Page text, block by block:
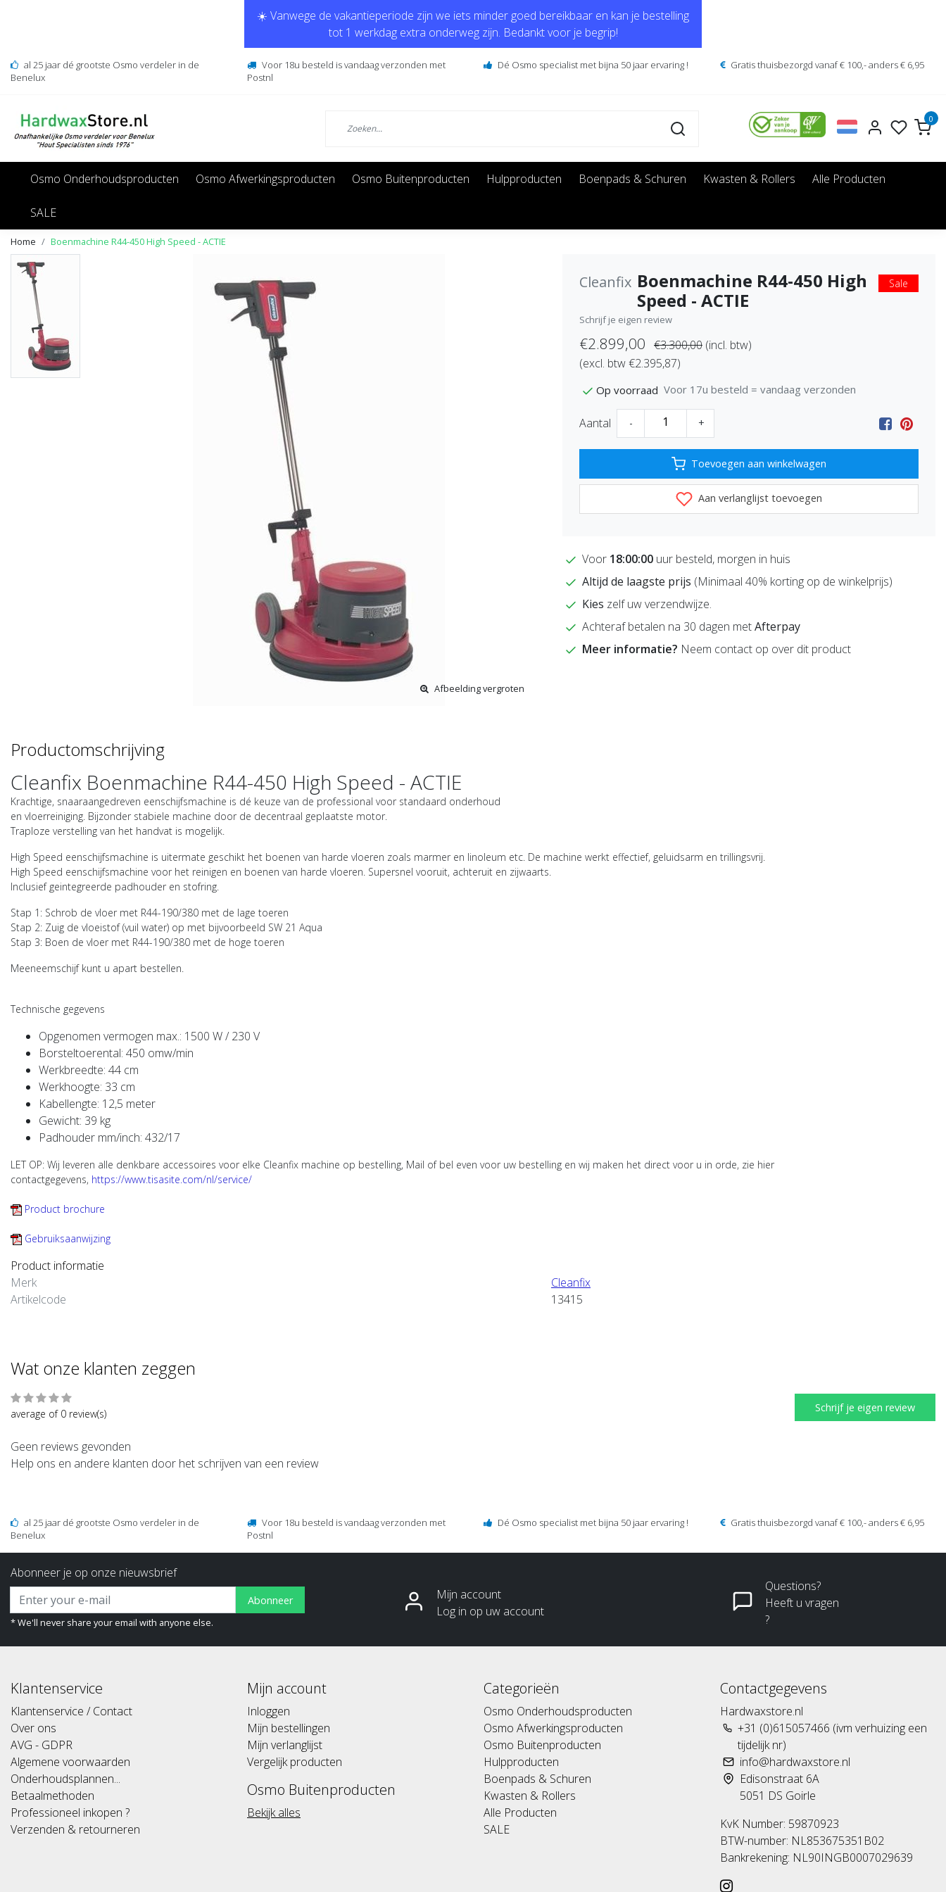
☀️ Vanwege de vakantieperiode zijn we iets minder goed bereikbaar en kan je bestelling
tot 1 werkdag extra onderweg zijn. Bedankt voor je begrip!
al 25 jaar dé grootste Osmo verdeler in de
Benelux
Voor 18u besteld is vandaag verzonden met
Postnl
Dé Osmo specialist met bijna 50 jaar ervaring ! Gratis thuisbezorgd vanaf € 100,- anders € 6,95
0
Osmo Onderhoudsproducten Osmo Afwerkingsproducten Osmo Buitenproducten Hulpproducten Boenpads & Schuren Kwasten & Rollers Alle Producten
SALE
Home Boenmachine R44-450 High Speed - ACTIE
Afbeelding vergroten
Cleanfix Boenmachine R44-450 High
Speed - ACTIE
Sale
Schrijf je eigen review
€2.899,00 €3.300,00 (incl. btw)
(excl. btw €2.395,87)
Op voorraad Voor 17u besteld = vandaag verzonden
Aantal - +
Toevoegen aan winkelwagen
Aan verlanglijst toevoegen
Voor 18:00:00 uur besteld, morgen in huis
Altijd de laagste prijs (Minimaal 40% korting op de winkelprijs)
Kies zelf uw verzendwijze.
Achteraf betalen na 30 dagen metAfterpay
Meer informatie? Neem contact op over dit product
Productomschrijving
Cleanfix Boenmachine R44-450 High Speed - ACTIE
Krachtige, snaaraangedreven eenschijfsmachine is dé keuze van de professional voor standaard onderhoud
en vloerreiniging. Bijzonder stabiele machine door de decentraal geplaatste motor.
Traploze verstelling van het handvat is mogelijk.
High Speed eenschijfsmachine is uitermate geschikt het boenen van harde vloeren zoals marmer en linoleum etc. De machine werkt effectief, geluidsarm en trillingsvrij.
High Speed eenschijfsmachine voor het reinigen en boenen van harde vloeren. Supersnel vooruit, achteruit en zijwaarts.
Inclusief geintegreerde padhouder en stofring.
Stap 1: Schrob de vloer met R44-190/380 met de lage toeren
Stap 2: Zuig de vloeistof (vuil water) op met bijvoorbeeld SW 21 Aqua
Stap 3: Boen de vloer met R44-190/380 met de hoge toeren
Meeneemschijf kunt u apart bestellen.
Technische gegevens
Opgenomen vermogen max.: 1500 W / 230 V
Borsteltoerental: 450 omw/min
Werkbreedte: 44 cm
Werkhoogte: 33 cm
Kabellengte: 12,5 meter
Gewicht: 39 kg
Padhouder mm/inch: 432/17
LET OP: Wij leveren alle denkbare accessoires voor elke Cleanfix machine op bestelling, Mail of bel even voor uw bestelling en wij maken het direct voor u in orde, zie hier
contactgegevens, https://www.tisasite.com/nl/service/
Product brochure
Gebruiksaanwijzing
Product informatie
Merk
Cleanfix
Artikelcode
13415
Wat onze klanten zeggen
average of 0 review(s) Schrijf je eigen review
Geen reviews gevonden
Help ons en andere klanten door het schrijven van een review
al 25 jaar dé grootste Osmo verdeler in de
Benelux
Voor 18u besteld is vandaag verzonden met
Postnl
Dé Osmo specialist met bijna 50 jaar ervaring ! Gratis thuisbezorgd vanaf € 100,- anders € 6,95
Abonneer je op onze nieuwsbrief
Abonneer
* We'll never share your email with anyone else.
Mijn account
Log in op uw account
Questions?
Heeft u vragen
?
Klantenservice
Klantenservice / Contact
Over ons
AVG - GDPR
Algemene voorwaarden
Onderhoudsplannen...
Betaalmethoden
Professioneel inkopen ?
Verzenden & retourneren
Mijn account
Inloggen
Mijn bestellingen
Mijn verlanglijst
Vergelijk producten
Osmo Buitenproducten
Bekijk alles
Categorieën
Osmo Onderhoudsproducten
Osmo Afwerkingsproducten
Osmo Buitenproducten
Hulpproducten
Boenpads & Schuren
Kwasten & Rollers
Alle Producten
SALE
Contactgegevens
Hardwaxstore.nl
+31 (0)615057466 (ivm verhuizing een
tijdelijk nr)
info@hardwaxstore.nl
Edisonstraat 6A
5051 DS Goirle
KvK Number: 59870923
BTW-number: NL853675351B02
Bankrekening: NL90INGB0007029639